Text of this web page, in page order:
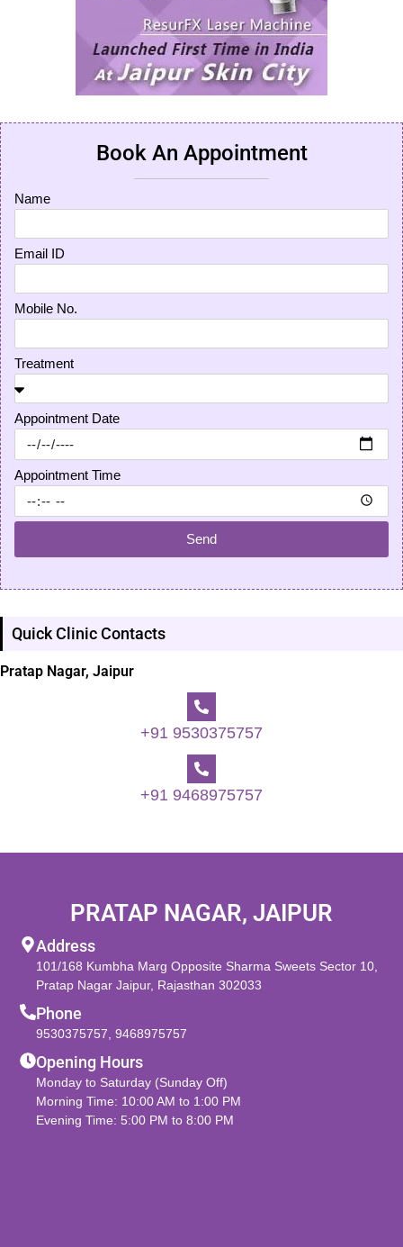
Book An Appointment
Name
Email ID
Mobile No.
Treatment
Appointment Date
Appointment Time
Send
Quick Clinic Contacts
Pratap Nagar, Jaipur
+91 9530375757
+91 9468975757
PRATAP NAGAR, JAIPUR
Address
101/168 Kumbha Marg Opposite Sharma Sweets Sector 10,
Pratap Nagar Jaipur, Rajasthan 302033
Phone
9530375757,9468975757
Opening Hours
Monday to Saturday (Sunday Off)
Morning Time: 10:00 AM to 1:00 PM
Evening Time: 5:00 PM to 8:00 PM